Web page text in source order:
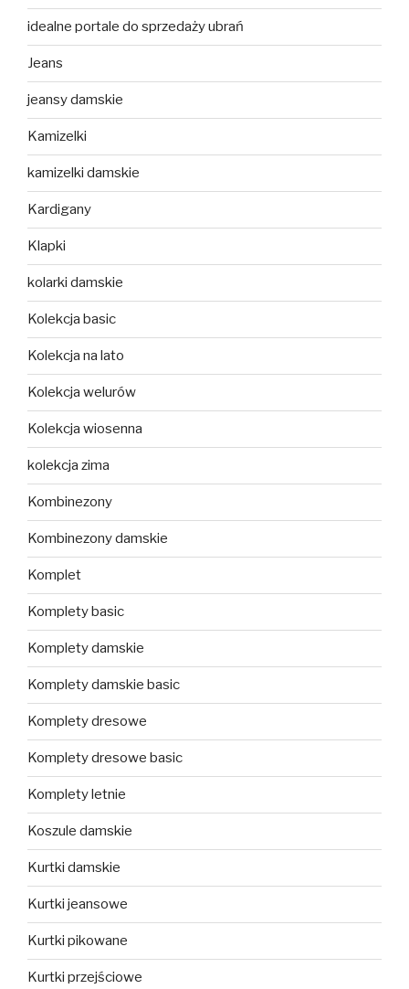
idealne portale do sprzedaży ubrań
Jeans
jeansy damskie
Kamizelki
kamizelki damskie
Kardigany
Klapki
kolarki damskie
Kolekcja basic
Kolekcja na lato
Kolekcja welurów
Kolekcja wiosenna
kolekcja zima
Kombinezony
Kombinezony damskie
Komplet
Komplety basic
Komplety damskie
Komplety damskie basic
Komplety dresowe
Komplety dresowe basic
Komplety letnie
Koszule damskie
Kurtki damskie
Kurtki jeansowe
Kurtki pikowane
Kurtki przejściowe